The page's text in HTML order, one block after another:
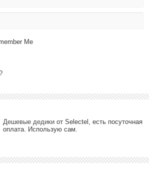
Me
Дешевые дедики от Selectel, есть посуточная
оплата. Использую сам.